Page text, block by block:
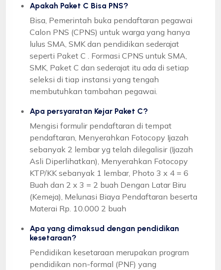
Apakah Paket C Bisa PNS?
Bisa, Pemerintah buka pendaftaran pegawai
Calon PNS (CPNS) untuk warga yang hanya
lulus SMA, SMK dan pendidikan sederajat
seperti Paket C . Formasi CPNS untuk SMA,
SMK, Paket C dan sederajat itu ada di setiap
seleksi di tiap instansi yang tengah
membutuhkan tambahan pegawai.
Apa persyaratan Kejar Paket C?
Mengisi formulir pendaftaran di tempat
pendaftaran, Menyerahkan Fotocopy Ijazah
sebanyak 2 lembar yg telah dilegalisir (Ijazah
Asli Diperlihatkan), Menyerahkan Fotocopy
KTP/KK sebanyak 1 lembar, Photo 3 x 4 = 6
Buah dan 2 x 3 = 2 buah Dengan Latar Biru
(Kemeja), Melunasi Biaya Pendaftaran beserta
Materai Rp. 10.000 2 buah
Apa yang dimaksud dengan pendidikan
kesetaraan?
Pendidikan kesetaraan merupakan program
pendidikan non-formal (PNF) yang